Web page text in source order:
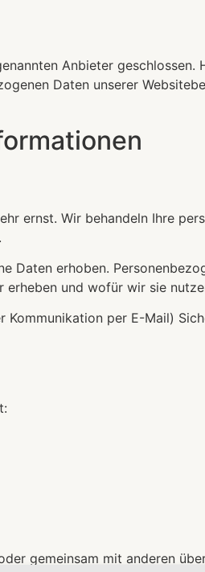
Anbieter
Daten unserer
ernst. Wir behandeln Ihre
Daten erhoben.
und wofür wir sie
per E-Mail)
gemeinsam mit anderen